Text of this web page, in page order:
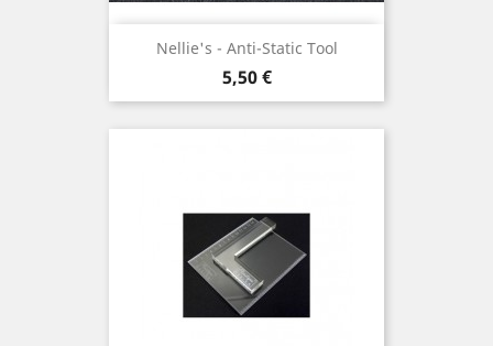
Nellie's - Anti-Static Tool
Prix
5,50 €